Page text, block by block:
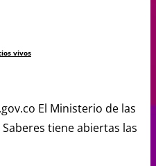
vivos
El Ministerio de las
tiene abiertas las